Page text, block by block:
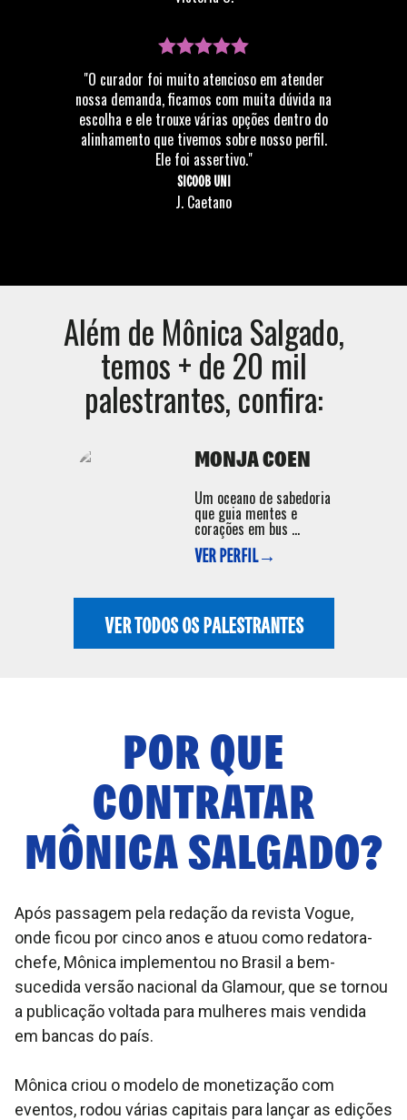
"O curador foi muito atencioso em atender
nossa demanda, ficamos com muita dúvida na
escolha e ele trouxe várias opções dentro do
alinhamento que tivemos sobre nosso perfil.
Ele foi assertivo."
SICOOB UNI
J. Caetano
Além de Mônica Salgado,
temos + de 20 mil
palestrantes, confira:
MONJA COEN
Um oceano de sabedoria
que guia mentes e
corações em bus ...
VER PERFIL→
VER TODOS OS PALESTRANTES
POR QUE
CONTRATAR
MÔNICA SALGADO?
Após passagem pela redação da revista Vogue,
onde ficou por cinco anos e atuou como redatora-
chefe, Mônica implementou no Brasil a bem-
sucedida versão nacional da Glamour, que se tornou
a publicação voltada para mulheres mais vendida
em bancas do país.
Mônica criou o modelo de monetização com
eventos, rodou várias capitais para lançar as edições